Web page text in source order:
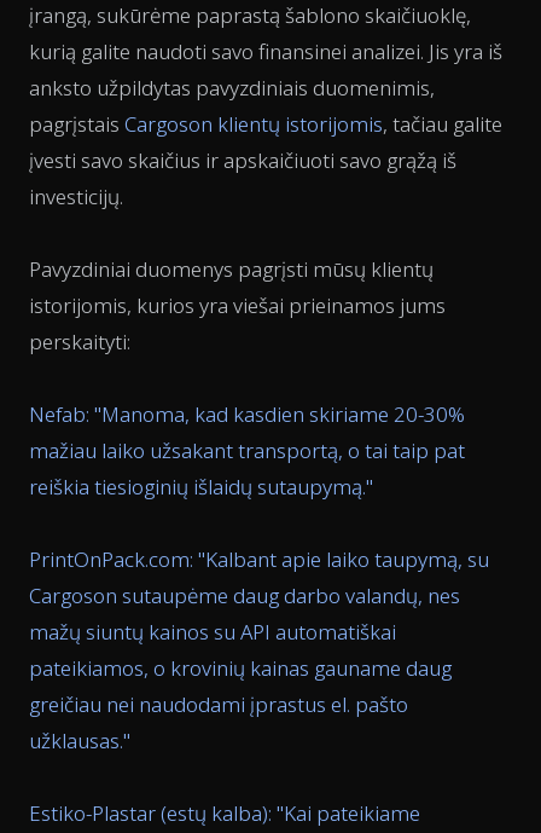
įrangą, sukūrėme paprastą šablono skaičiuoklę,
kurią galite naudoti savo finansinei analizei. Jis yra iš
anksto užpildytas pavyzdiniais duomenimis,
pagrįstais Cargoson klientų istorijomis, tačiau galite
įvesti savo skaičius ir apskaičiuoti savo grąžą iš
investicijų.
Pavyzdiniai duomenys pagrįsti mūsų klientų
istorijomis, kurios yra viešai prieinamos jums
perskaityti:
Nefab: "Manoma, kad kasdien skiriame 20-30%
mažiau laiko užsakant transportą, o tai taip pat
reiškia tiesioginių išlaidų sutaupymą."
PrintOnPack.com: "Kalbant apie laiko taupymą, su
Cargoson sutaupėme daug darbo valandų, nes
mažų siuntų kainos su API automatiškai
pateikiamos, o krovinių kainas gauname daug
greičiau nei naudodami įprastus el. pašto
užklausas."
Estiko-Plastar (estų kalba): "Kai pateikiame